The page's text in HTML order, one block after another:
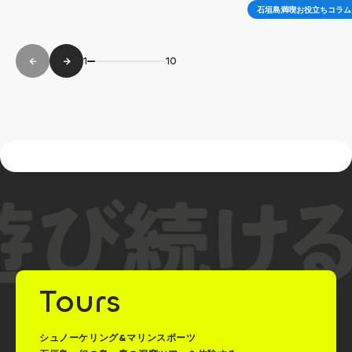
石垣島満喫お役立ちコラム
1 10
Tours
シュノーケリング&マリンスポーツ